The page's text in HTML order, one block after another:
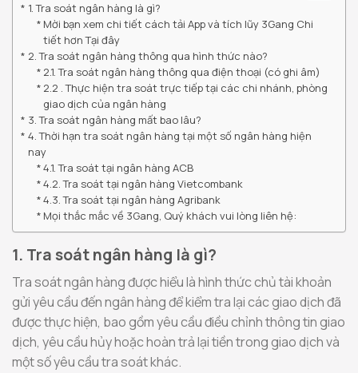
1. Tra soát ngân hàng là gì?
Mời bạn xem chi tiết cách tải App và tích lũy 3Gang Chi
tiết hơn Tại đây
2. Tra soát ngân hàng thông qua hình thức nào?
2.1. Tra soát ngân hàng thông qua điện thoại (có ghi âm)
2.2 . Thực hiện tra soát trực tiếp tại các chi nhánh, phòng
giao dịch của ngân hàng
3. Tra soát ngân hàng mất bao lâu?
4. Thời hạn tra soát ngân hàng tại một số ngân hàng hiện
nay
4.1. Tra soát tại ngân hàng ACB
4.2. Tra soát tại ngân hàng Vietcombank
4.3. Tra soát tại ngân hàng Agribank
Mọi thắc mắc về 3Gang, Quý khách vui lòng liên hệ:
1. Tra soát ngân hàng là gì?
Tra soát ngân hàng được hiểu là hình thức chủ tài khoản
gửi yêu cầu đến ngân hàng để kiểm tra lại các giao dịch đã
được thực hiện, bao gồm yêu cầu điều chỉnh thông tin giao
dịch, yêu cầu hủy hoặc hoàn trả lại tiền trong giao dịch và
một số yêu cầu tra soát khác.